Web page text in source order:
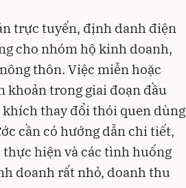
trực tuyến, định danh điện
cho nhóm hộ kinh doanh,
thôn. Việc miễn hoặc
trong giai đoạn đầu
thay đổi thói quen dùng
cần có hướng dẫn chi tiết,
hiện và các tình huống
doanh rất nhỏ, doanh thu